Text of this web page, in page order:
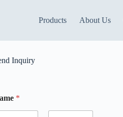
Products About Us
Inquiry
*